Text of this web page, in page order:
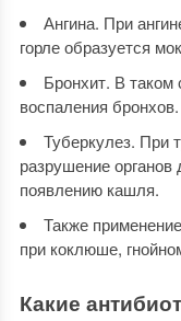
Ангина. При
горле образуется
Бронхит. В таком
воспаления бронхов.
Туберкулез. При
разрушение
появлению кашля.
Также
при коклюше,
Какие